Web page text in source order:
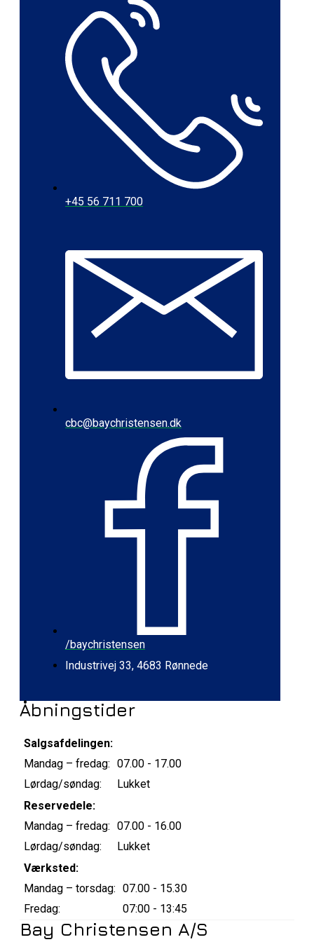
+45 56 711 700
cbc@baychristensen.dk
/baychristensen
Industrivej 33, 4683 Rønnede
Åbningstider
Salgsafdelingen:
Mandag – fredag: 07.00 - 17.00
Lørdag/søndag:
Lukket
Reservedele:
Mandag – fredag: 07.00 - 16.00
Lørdag/søndag:
Lukket
Værksted:
Mandag – torsdag: 07.00 - 15.30
Fredag:
07:00 - 13:45
Bay Christensen A/S